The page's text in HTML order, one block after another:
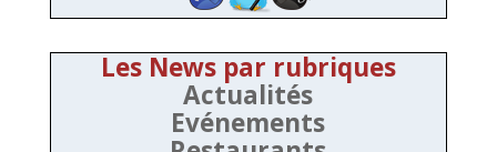
Les News par rubriques
Actualités
Evénements